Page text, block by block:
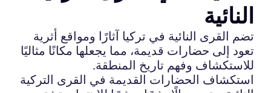
النائية
تضم القرى النائية في تركيا آثارًا ومواقع أثرية
تعود إلى حضارات قديمة، مما يجعلها مكانًا مثاليًا
للاستكشاف وفهم تاريخ المنطقة.
استكشاف الحضارات القديمة في القرى التركية